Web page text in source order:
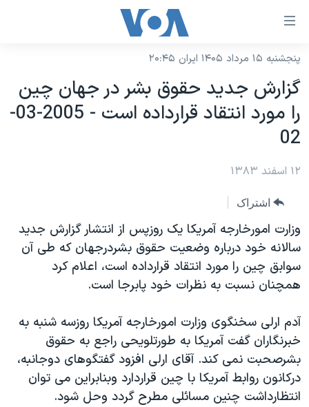
لینکهای
دسترسی
جهش
محتوای
اصلی
صفحه
جهش
به
جستجو
نسخه سبک وب‌سایت
موضوع ها
آمریکا
جهان
ورزشی
گزیده‌ها
ویژه برنامه‌ها
فرهنگ و زندگی
حقوق شهروندی
اقتصادی
علم و فناوری
برنامه های تلویزیونی
جدول برنامه ها
صفحه‌های ویژه
جام جهانی ۲۰۲۶
عملیات خشم حماسی
۲۵۰سالگی آمریکا
مستندها
انتخابات ریاست جمهوری آمریکا ۲۰۲۴
حمله جمهوری اسلامی به اسرائیل
رمز مهسا
فرکانس‌های صدای آمریکا
پخش رادیویی
یادگیری زبان انگلیسی
دنبال کنید
پنجشنبه ۱۵ مرداد ۱۴۰۵ ایران ۲۰:۴۵
گزارش جديد حقوق بشر در جهان چين
را مورد انتقاد قرارداده است - 2005-03-
02
۱۲ اسفند ۱۳۸۳
اشتراک
وزارت امورخارجه آمريکا يک روزپس از انتشار گزارش جديد
سالانه خود درباره وضعيت حقوق بشردرجهان که طی آن
سوابق چين را مورد انتقاد قرارداده است، اعلام کرد
همچنان نسبت به نظرات خود پابرجا است.
آدم ارلی سخنگوی وزارت امورخارجه آمريکا روزسه شنبه به
خبرنگاران گفت آمريکا به طورتلويحی راجع به حقوق
بشرصحبت نمی کند. آقای ارلی افزود گفتگوهای دوجانبه،
درکانون روابط آمريکا با چين قراردارد وبنابراين می توان
انتظارداشت چنين مسائلی مطرح گردد وحل شود.